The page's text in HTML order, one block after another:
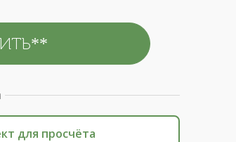
для просчёта